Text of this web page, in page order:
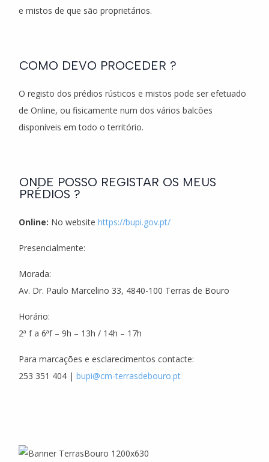
e mistos de que são proprietários.
COMO DEVO PROCEDER ?
O registo dos prédios rústicos e mistos pode ser efetuado
de Online, ou fisicamente num dos vários balcões
disponíveis em todo o território.
ONDE POSSO REGISTAR OS MEUS
PRÉDIOS ?
Online: No website https://bupi.gov.pt/
Presencialmente:
Morada:
Av. Dr. Paulo Marcelino 33, 4840-100 Terras de Bouro
Horário:
2ª f a 6ªf – 9h – 13h / 14h – 17h
Para marcações e esclarecimentos contacte:
253 351 404 | bupi@cm-terrasdebouro.pt